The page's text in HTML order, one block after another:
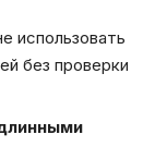
использовать
без проверки